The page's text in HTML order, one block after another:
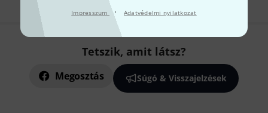
Impresszum · Adatvédelmi nyilatkozat
Tetszik, amit látsz?
Megosztás Súgó & Visszajelzések